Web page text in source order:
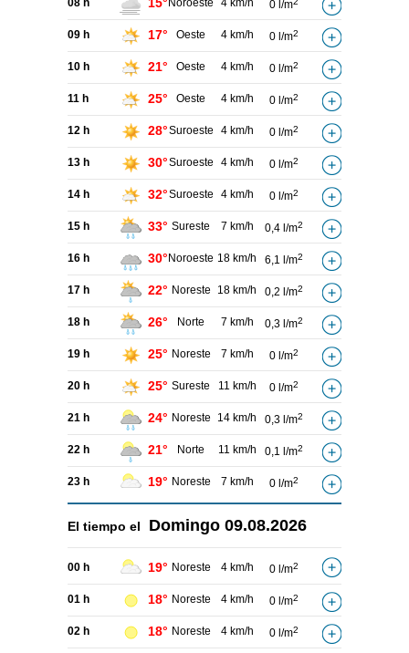
08 h 15° Noroeste 4 km/h 0 l/m
09 h 17° Oeste 4 km/h 0 l/m2
10 h 21° Oeste 4 km/h 0 l/m2
11 h 25° Oeste 4 km/h 0 l/m2
12 h 28°Suroeste 4 km/h 0 l/m2
13 h 30°Suroeste 4 km/h 0 l/m2
14 h 32°Suroeste 4 km/h 0 l/m2
15 h 33° Sureste 7 km/h 0,4 l/m2
16 h 30° Noroeste 18 km/h 6,1 l/m2
17 h 22° Noreste 18 km/h 0,2 l/m2
18 h 26° Norte 7 km/h 0,3 l/m2
19 h 25° Noreste 7 km/h 0 l/m2
20 h 25° Sureste 11 km/h 0 l/m2
21 h 24° Noreste 14 km/h 0,3 l/m2
22 h 21° Norte 11 km/h 0,1 l/m2
23 h 19° Noreste 7 km/h 0 l/m2
El tiempo el Domingo 09.08.2026
00 h 19° Noreste 4 km/h 0 l/m2
01 h 18° Noreste 4 km/h 0 l/m2
02 h 18° Noreste 4 km/h 0 l/m2